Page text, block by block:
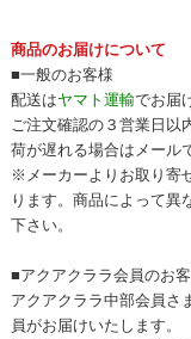
商品のお届けについて
■一般のお客様
配送はヤマト運輸でお届
ご注文確認の３営業日以
荷が遅れる場合はメール
※メーカーよりお取り寄
ります。商品によって異
下さい。
■アクアクララ会員のお
アクアクララ中部会員さ
員がお届けいたします。